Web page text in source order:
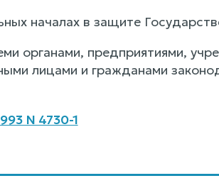
началах в защите
органами, предприятиями,
лицами и гражданами
N 4730-1